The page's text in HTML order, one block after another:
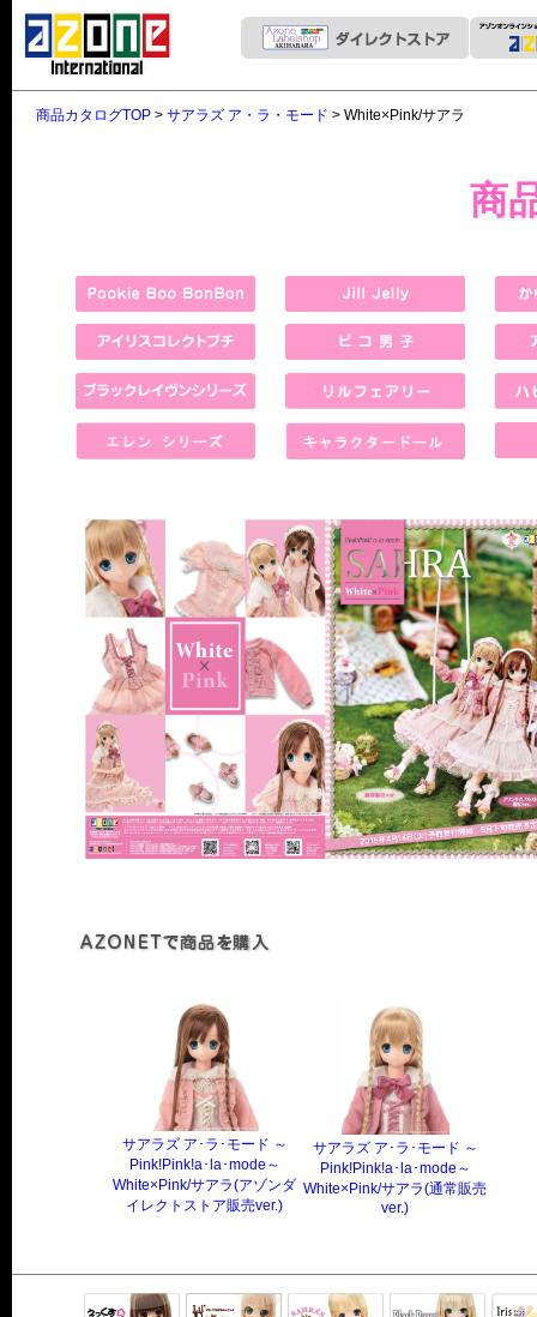
商品カタログTOP > サアラズ ア・ラ・モード > White×Pink/サアラ
商
サアラズ ア･ラ･モード ～
Pink!Pink!a･la･mode～
White×Pink/サアラ(アゾンダ
イレクトストア販売ver.)
サアラズ ア･ラ･モード ～
Pink!Pink!a･la･mode～
White×Pink/サアラ(通常販売
ver.)